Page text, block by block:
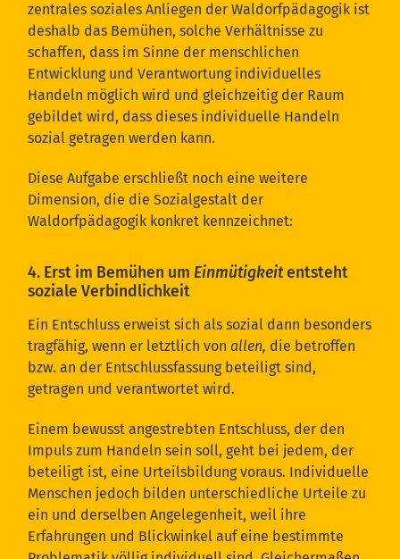
zentrales soziales Anliegen der Waldorfpädagogik ist
deshalb das Bemühen, solche Verhältnisse zu
schaffen, dass im Sinne der menschlichen
Entwicklung und Verantwortung individuelles
Handeln möglich wird und gleichzeitig der Raum
gebildet wird, dass dieses individuelle Handeln
sozial getragen werden kann.
Diese Aufgabe erschließt noch eine weitere
Dimension, die die Sozialgestalt der
Waldorfpädagogik konkret kennzeichnet:
4. Erst im Bemühen umEinmütigkeitentsteht
soziale Verbindlichkeit
Ein Entschluss erweist sich als sozial dann besonders
tragfähig, wenn er letztlich vonallen, die betroffen
bzw. an der Entschlussfassung beteiligt sind,
getragen und verantwortet wird.
Einem bewusst angestrebten Entschluss, der den
Impuls zum Handeln sein soll, geht bei jedem, der
beteiligt ist, eine Urteilsbildung voraus. Individuelle
Menschen jedoch bilden unterschiedliche Urteile zu
ein und derselben Angelegenheit, weil ihre
Erfahrungen und Blickwinkel auf eine bestimmte